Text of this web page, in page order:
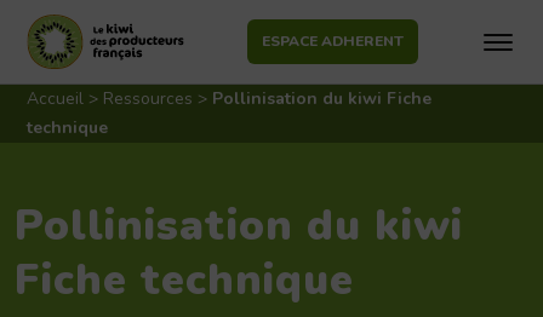
Aller
au
contenu
ESPACE ADHERENT
Accueil > Ressources > Pollinisation du kiwi Fiche
technique
Pollinisation du kiwi
Fiche technique